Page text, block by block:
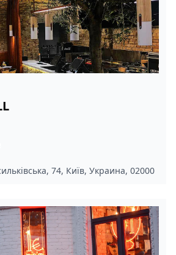
74, Київ, Украина, 02000